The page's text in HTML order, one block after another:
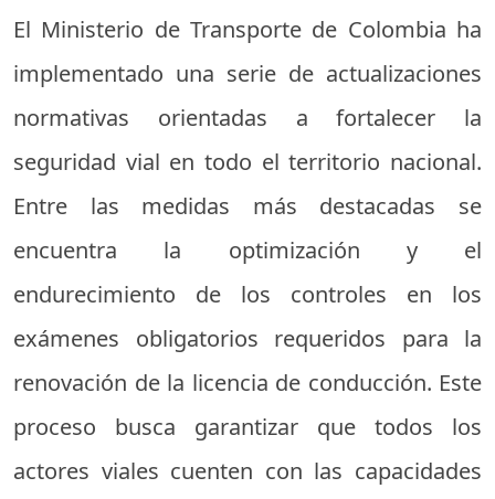
El Ministerio de Transporte de Colombia ha
implementado una serie de actualizaciones
normativas orientadas a fortalecer la
seguridad vial en todo el territorio nacional.
Entre las medidas más destacadas se
encuentra la optimización y el
endurecimiento de los controles en los
exámenes obligatorios requeridos para la
renovación de la licencia de conducción. Este
proceso busca garantizar que todos los
actores viales cuenten con las capacidades